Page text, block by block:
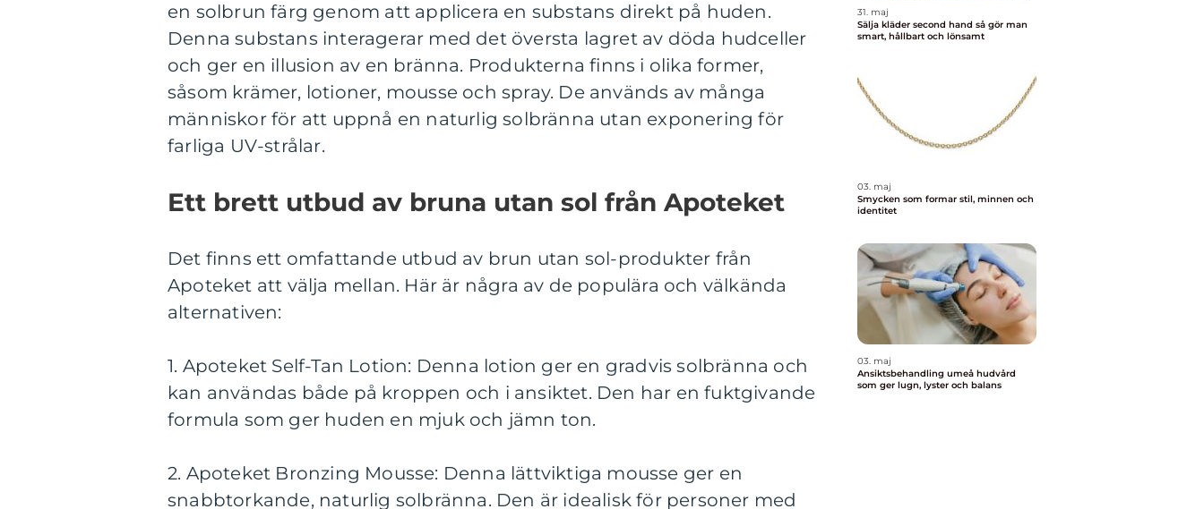
en solbrun färg genom att applicera en substans direkt på huden.
Denna substans interagerar med det översta lagret av döda hudceller
och ger en illusion av en bränna. Produkterna finns i olika former,
såsom krämer, lotioner, mousse och spray. De används av många
människor för att uppnå en naturlig solbränna utan exponering för
farliga UV-strålar.
Ett brett utbud av bruna utan sol från Apoteket
Det finns ett omfattande utbud av brun utan sol-produkter från
Apoteket att välja mellan. Här är några av de populära och välkända
alternativen:
1. Apoteket Self-Tan Lotion: Denna lotion ger en gradvis solbränna och
kan användas både på kroppen och i ansiktet. Den har en fuktgivande
formula som ger huden en mjuk och jämn ton.
2. Apoteket Bronzing Mousse: Denna lättviktiga mousse ger en
snabbtorkande, naturlig solbränna. Den är idealisk för personer med
31. maj
Sälja kläder second hand så gör man
smart, hållbart och lönsamt
03. maj
Smycken som formar stil, minnen och
identitet
03. maj
Ansiktsbehandling umeå hudvård
som ger lugn, lyster och balans